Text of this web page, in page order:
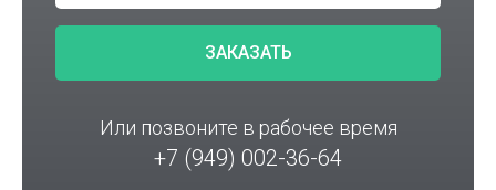
ЗАКАЗАТЬ
Или позвоните в рабочее время
+7 (949) 002-36-64